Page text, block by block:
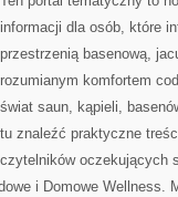
informacji dla osób, które
przestrzenią basenową,
rozumianym komfortem
świat saun, kąpieli,
tu znaleźć praktyczne
oczekujących
i Domowe Wellness.